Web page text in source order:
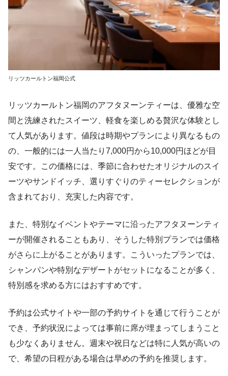
リッツカールトン福岡公式
リッツカールトン福岡のアフタヌーンティーは、優雅な空
間と洗練されたスイーツ、軽食を楽しめる贅沢な体験とし
て人気があります。値段は時期やプランにより異なるもの
の、一般的には一人当たり7,000円から10,000円ほどが目
安です。この価格には、季節に合わせたオリジナルのスイ
ーツやサンドイッチ、選りすぐりのティーセレクションが
含まれており、充実した内容です。
また、特別なイベントやテーマに沿ったアフタヌーンティ
ーが開催されることもあり、そうした特別プランでは価格
がさらに上がることがあります。こういったプランでは、
シャンパンや特別なデザートがセットになることが多く、
特別感を求める方にはおすすめです。
予約は公式サイトや一部の予約サイトを通じて行うことが
でき、予約状況によっては事前に席が埋まってしまうこと
も少なくありません。週末や祝日などは特に人気が高いの
で、希望の日程がある場合は早めの予約を推奨します。